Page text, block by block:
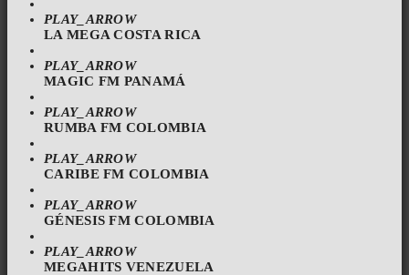
PLAY_ARROW
LA MEGA COSTA RICA
PLAY_ARROW
MAGIC FM PANAMÁ
PLAY_ARROW
RUMBA FM COLOMBIA
PLAY_ARROW
CARIBE FM COLOMBIA
PLAY_ARROW
GÉNESIS FM COLOMBIA
PLAY_ARROW
MEGAHITS VENEZUELA